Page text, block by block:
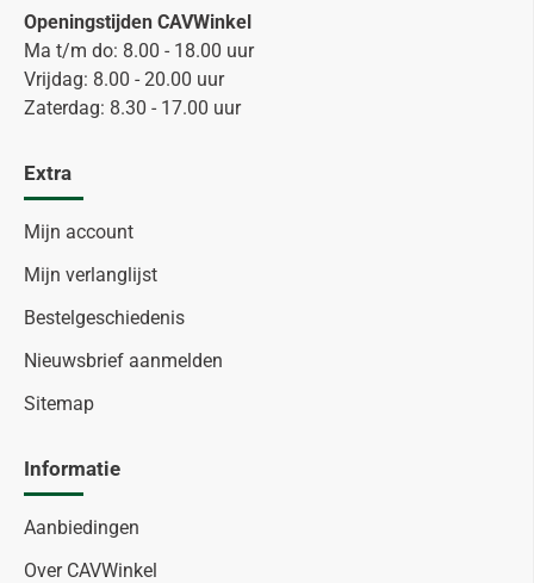
Openingstijden CAVWinkel
Ma t/m do: 8.00 - 18.00 uur
Vrijdag: 8.00 - 20.00 uur
Zaterdag: 8.30 - 17.00 uur
Extra
Mijn account
Mijn verlanglijst
Bestelgeschiedenis
Nieuwsbrief aanmelden
Sitemap
Informatie
Aanbiedingen
Over CAVWinkel